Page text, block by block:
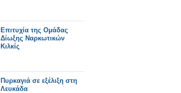
Επιτυχία της Ομάδας
Δίωξης Ναρκωτικών
Κιλκίς
Πυρκαγιά σε εξέλιξη στη
Λευκάδα